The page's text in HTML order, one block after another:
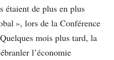
étaient de plus en plus
», lors de la Conférence
mois plus tard, la
l’économie